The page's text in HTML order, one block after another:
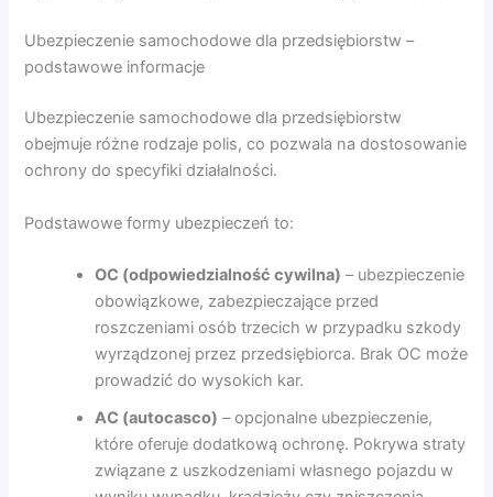
Ubezpieczenie samochodowe dla przedsiębiorstw –
podstawowe informacje
Ubezpieczenie samochodowe dla przedsiębiorstw
obejmuje różne rodzaje polis, co pozwala na dostosowanie
ochrony do specyfiki działalności.
Podstawowe formy ubezpieczeń to:
OC (odpowiedzialność cywilna) – ubezpieczenie
obowiązkowe, zabezpieczające przed
roszczeniami osób trzecich w przypadku szkody
wyrządzonej przez przedsiębiorca. Brak OC może
prowadzić do wysokich kar.
AC (autocasco) – opcjonalne ubezpieczenie,
które oferuje dodatkową ochronę. Pokrywa straty
związane z uszkodzeniami własnego pojazdu w